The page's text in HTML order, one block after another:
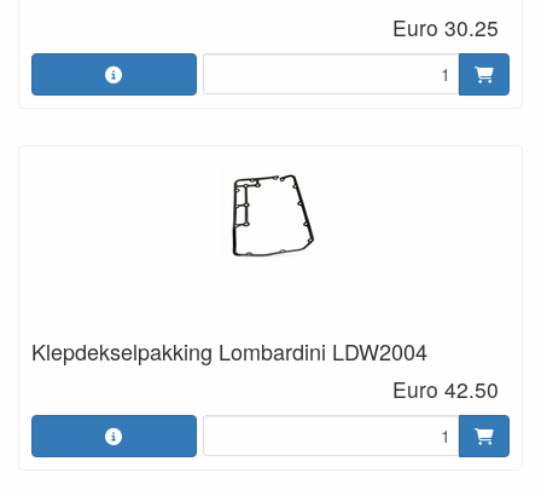
Euro 30.25
Klepdekselpakking Lombardini LDW2004
Euro 42.50